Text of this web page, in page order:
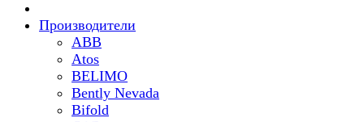
Производители
ABB
Atos
BELIMO
Bently Nevada
Bifold